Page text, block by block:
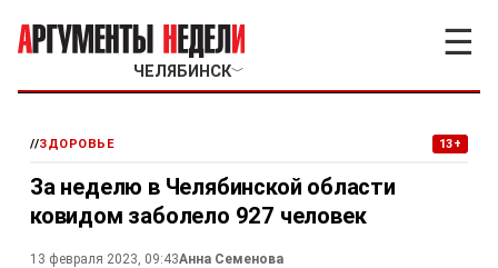
ЧЕЛЯБИНСК﹀
☰
//ЗДОРОВЬЕ 13+
За неделю в Челябинской области
ковидом заболело 927 человек
13 февраля 2023, 09:43Анна Семенова